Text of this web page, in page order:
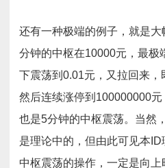
还有一种极端的例子，就是
分钟的中枢在10000元，最极
下震荡到0.01元，又拉回来，
然后连续涨停到100000000
也是5分钟的中枢震荡。当然
是理论中的，但由此可见本
中枢震荡的操作，一定是向